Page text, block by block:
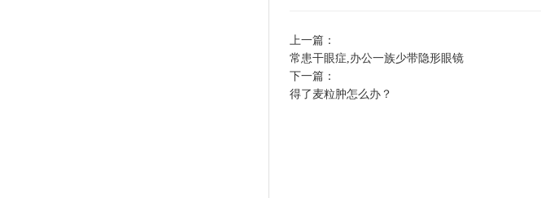
上一篇：
常患干眼症,办公一族少带隐形眼镜
下一篇：
得了麦粒肿怎么办？